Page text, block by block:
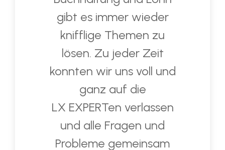
Buchhaltung und Lohn
gibt es immer wieder
knifflige Themen zu
lösen. Zu jeder Zeit
konnten wir uns voll und
ganz auf die
LX EXPERTen verlassen
und alle Fragen und